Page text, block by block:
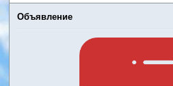
Объявление